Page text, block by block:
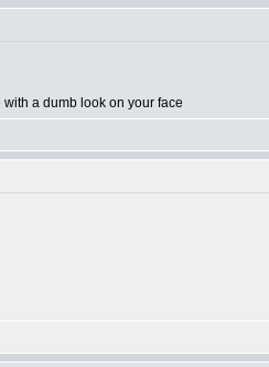
a dumb look on your face